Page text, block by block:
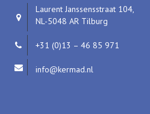
Laurent Janssensstraat 104,
NL-5048 AR Tilburg
+31 (0)13 – 46 85 971
info@kermad.nl